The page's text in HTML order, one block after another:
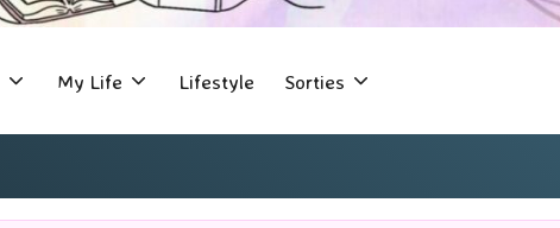
My Life Lifestyle Sorties